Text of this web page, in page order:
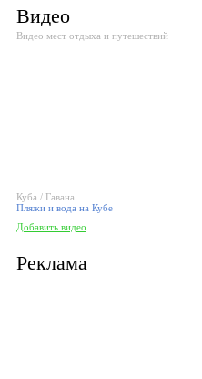
Видео
Видео мест отдыха и путешествий
Куба / Гавана
Пляжи и вода на Кубе
Добавить видео
Реклама